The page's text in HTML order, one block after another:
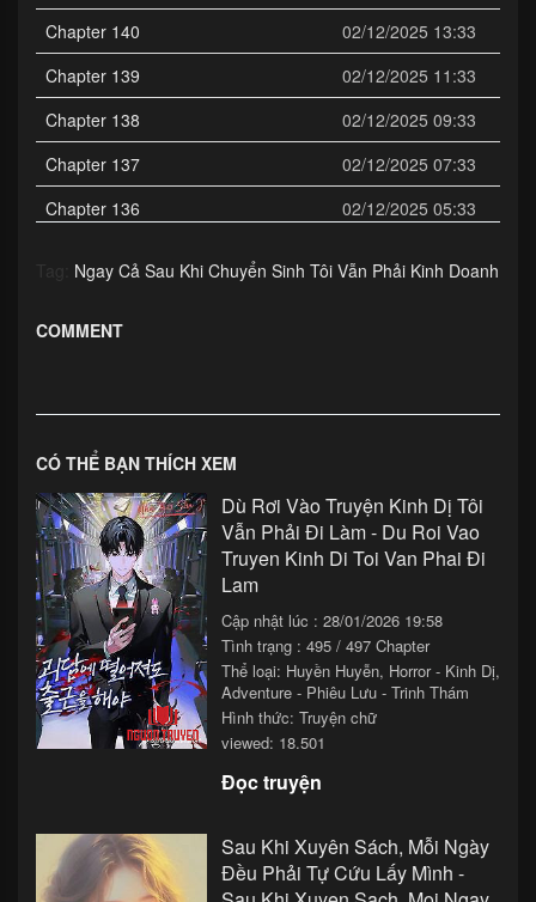
Chapter 140
02/12/2025 13:33
Chapter 139
02/12/2025 11:33
Chapter 138
02/12/2025 09:33
Chapter 137
02/12/2025 07:33
Chapter 136
02/12/2025 05:33
Chapter 133
Chapter 130
Chapter 129
01/12/2025 15:33
Chapter 128
01/12/2025 13:33
Chapter 127
Chapter 126
01/12/2025 09:33
Chapter 125
01/12/2025 07:33
Chapter 124
Chapter 122
Chapter 121
30/11/2025 23:33
Ngay Cả Sau Khi Chuyển Sinh Tôi Vẫn Phải Kinh Doanh
COMMENT
CÓ THỂ BẠN THÍCH XEM
Dù Rơi Vào Truyện Kinh Dị Tôi
Vẫn Phải Đi Làm - Du Roi Vao
Truyen Kinh Di Toi Van Phai Đi
Lam
Cập nhật lúc : 28/01/2026 19:58
Tình trạng : 495 / 497 Chapter
Thể loại: Huyền Huyễn, Horror - Kinh Dị,
Adventure - Phiêu Lưu - Trinh Thám
Hình thức: Truyện chữ
viewed: 18.501
Đọc truyện
Sau Khi Xuyên Sách, Mỗi Ngày
Đều Phải Tự Cứu Lấy Mình -